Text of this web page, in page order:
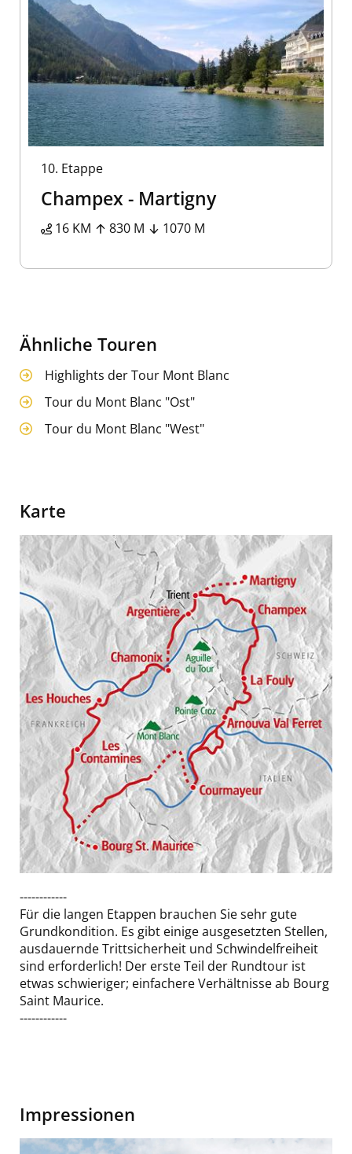
10. Etappe
Champex - Martigny
16 KM 830 M 1070 M
Ähnliche Touren
Highlights der Tour Mont Blanc
Tour du Mont Blanc "Ost"
Tour du Mont Blanc "West"
Karte
Image
Tour
du
Mont
Blanc
------------
Für die langen Etappen brauchen Sie sehr gute
Grundkondition. Es gibt einige ausgesetzten Stellen,
ausdauernde Trittsicherheit und Schwindelfreiheit
sind erforderlich! Der erste Teil der Rundtour ist
etwas schwieriger; einfachere Verhältnisse ab Bourg
Saint Maurice.
------------
Impressionen